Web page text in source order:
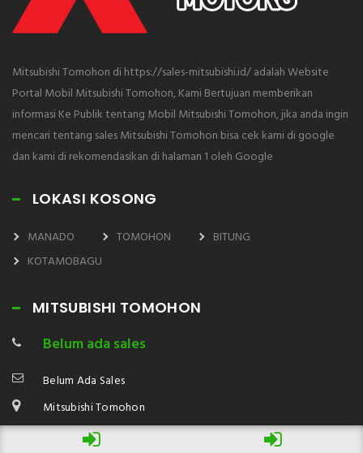
Mitsubishi Tomohon di https://sales-mitsubishi.id/ adalah Website
Portal Mobil Mitsubishi Tomohon, Kami Bertujuan memberikan
informasi Ke Publik tentang Mobil Mitsubishi Tomohon, jika anda ingin
mencari tentang sales Mitsubishi Tomohon bisa cek kami di google
dan kami di rekomendasikan di halaman 1 oleh Google
LOKASI KOSONG
MANADO TOMOHON
BITUNG
KOTAMOBAGU
MITSUBISHI TOMOHON
Belum ada sales
Belum Ada Sales
Mitsubishi Tomohon